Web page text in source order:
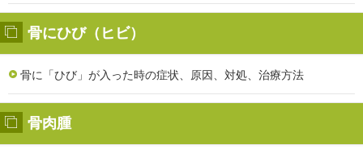
骨にひび（ヒビ）
骨に「ひび」が入った時の症状、原因、対処、治療方法
骨肉腫